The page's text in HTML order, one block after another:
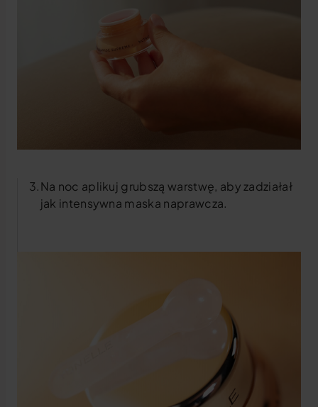
Na noc aplikuj grubszą warstwę, aby zadziałał
jak intensywna maska naprawcza.